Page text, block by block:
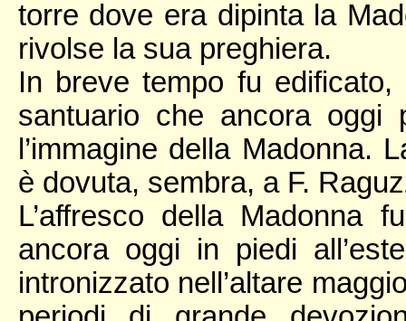
torre dove era dipinta la
rivolse la sua preghiera.
In breve tempo fu
santuario che ancora oggi
l’immagine della Madonna.
è dovuta, sembra, a F.
L’affresco della Madonna
ancora oggi in piedi
intronizzato nell’altare